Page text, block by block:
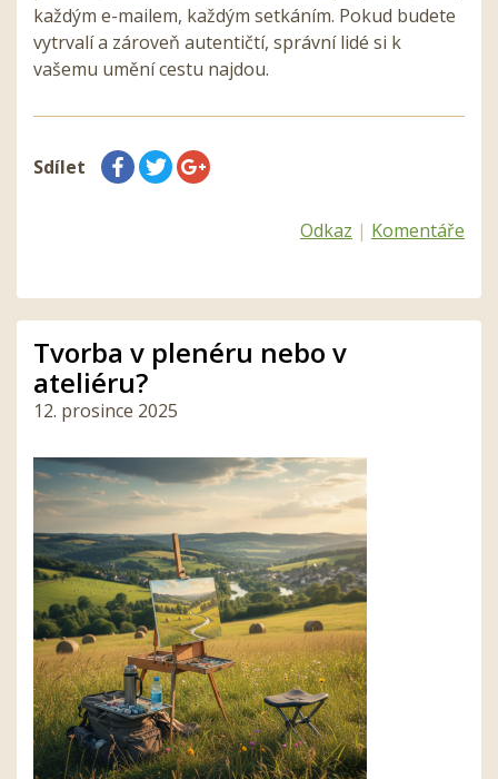
každým e-mailem, každým setkáním. Pokud budete
vytrvalí a zároveň autentičtí, správní lidé si k
vašemu umění cestu najdou.
Sdílet
Odkaz | Komentáře
Tvorba v plenéru nebo v
ateliéru?
12. prosince 2025